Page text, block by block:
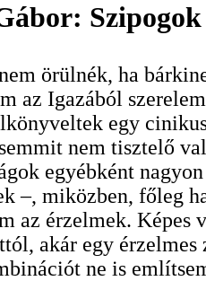
örülnék, ha
az Igazából
egy
nem tisztelő
egyébként
–, miközben, főleg
az érzelmek. Képes
akár egy
ne is